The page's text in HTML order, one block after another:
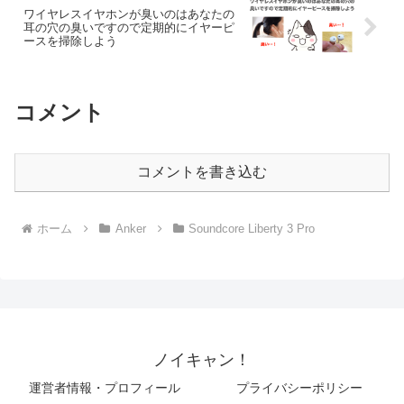
ワイヤレスイヤホンが臭いのはあなたの
耳の穴の臭いですので定期的にイヤーピ
ースを掃除しよう
コメント
コメントを書き込む
ホーム Anker Soundcore Liberty 3 Pro
ノイキャン！
運営者情報・プロフィール プライバシーポリシー